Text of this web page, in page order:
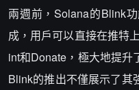
兩週前，Solana的Blink
成，用戶可以直接在推特
int和Donate，極大地提升
Blink的推出不僅展示了其